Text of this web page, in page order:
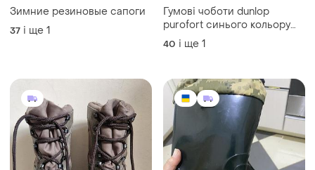
Зимние резиновые сапоги
37 і ще 1
Гумові чоботи dunlop
purofort синього кольору
розмір 40/41
40 і ще 1